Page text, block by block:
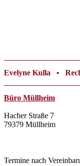
Evelyne Kulla •
Büro Müllheim
Hacher Straße 7
79379 Müllheim
Termine nach